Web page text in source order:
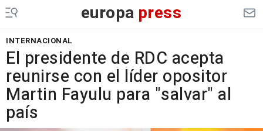
europa press
INTERNACIONAL
El presidente de RDC acepta
reunirse con el líder opositor
Martin Fayulu para "salvar" al
país